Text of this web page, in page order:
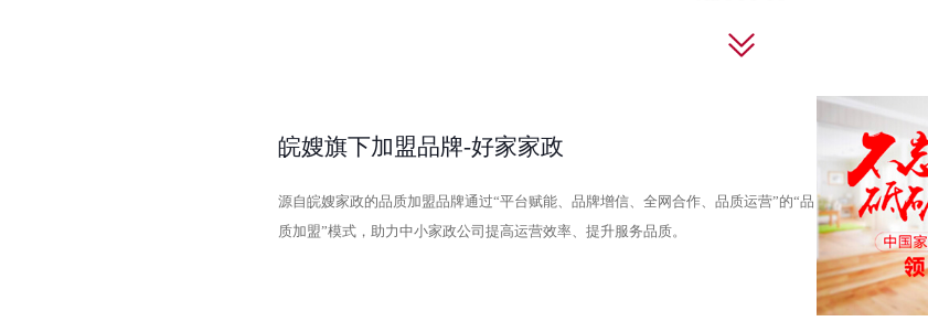
皖嫂旗下加盟品牌-好家家政
源自皖嫂家政的品质加盟品牌通过“平台赋能、品牌增信、全网合作、品质运营”的“品
质加盟”模式，助力中小家政公司提高运营效率、提升服务品质。